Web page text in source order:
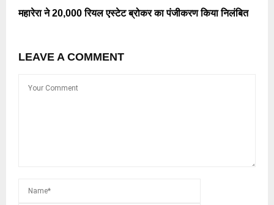
महारेरा ने 20,000 रियल एस्टेट ब्रोकर का पंजीकरण किया निलंबित
LEAVE A COMMENT